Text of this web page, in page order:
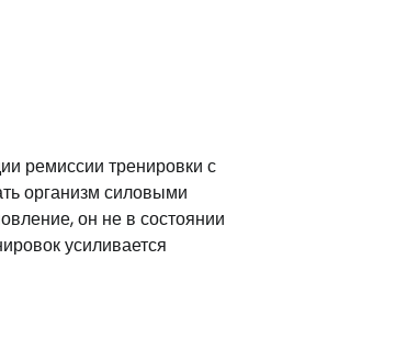
ремиссии тренировки с
организм силовыми
он не в состоянии
усиливается